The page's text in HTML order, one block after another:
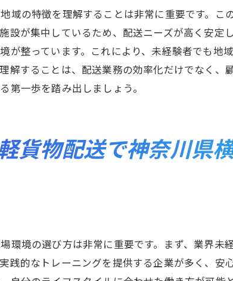
語る軽貨物配送のコツ
ら信頼を得るために
時間管理のテクニック
を軽減するためのアドバイス
を深めるための学び方
差した仕事の魅力
への貢献とその意義
導入による働き方改革
域の特徴を理解することは非常に重要です。こ
設が集中しているため、配送ニーズが高く安定
が整っています。これにより、未経験者でも地
解することは、配送業務の効率化だけでなく、
第一歩を踏み出しましょう。
貨物配送で神奈川県
環境の選び方は非常に重要です。まず、業界未
践的なトレーニングを提供する企業が多く、安